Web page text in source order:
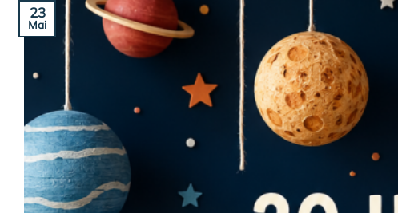
23
Mai